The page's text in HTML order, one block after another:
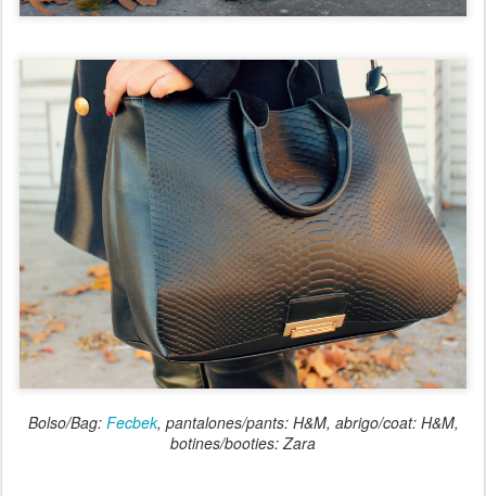
Bolso/Bag: Fecbek, pantalones/pants: H&M, abrigo/coat: H&M,
botines/booties: Zara